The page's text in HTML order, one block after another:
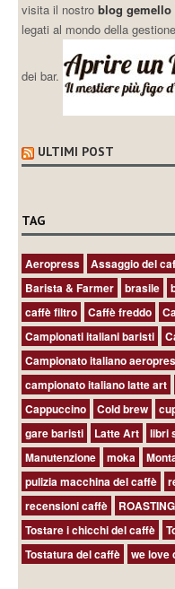
visita il nostroblog gemello
legati al mondo della gestione
dei bar.
ULTIMI POST
TAG
Aeropress Assaggio del
Barista & Farmer
brasile
caffè filtro
Caffè freddo
Campionati italiani baristi
Campionato italiano
campionato italiano latte art
Cappuccino
Cold brew
gare baristi
Latte Art libri
Manutenzione
moka
pulizia macchina del caffè
recensioni caffè
ROASTING
Tostare i chicchi del caffè
Tostatura del caffè
we love